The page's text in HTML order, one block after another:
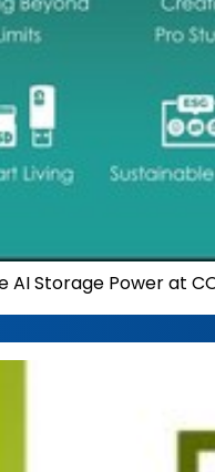
AI Storage Power at